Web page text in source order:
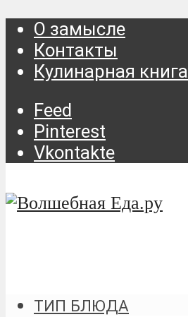
О замысле
Контакты
Кулинарная книга
Feed
Pinterest
Vkontakte
ТИП БЛЮДА